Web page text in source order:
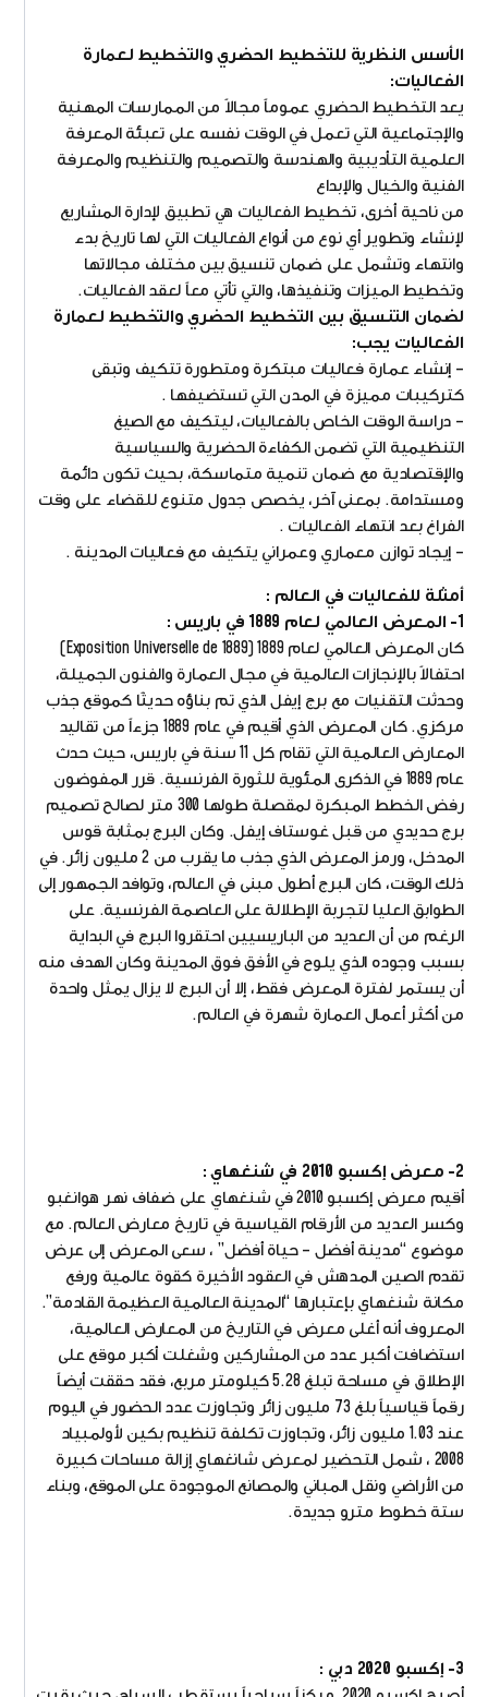
الأسس النظرية للتخطيط الحضري والتخطيط لعمارة
الفعاليات:
يعد التخطيط الحضري عموماً مجالاً من الممارسات المهنية
والإجتماعية التي تعمل في الوقت نفسه على تعبئة المعرفة
العلمية التأديبية والهندسة والتصميم والتنظيم والمعرفة
الفنية والخيال والإبداع
من ناحية أخرى، تخطيط الفعاليات هي تطبيق لإدارة المشاريع
لإنشاء وتطوير أي نوع من أنواع الفعاليات التي لها تاريخ بدء
وانتهاء وتشمل على ضمان تنسيق بين مختلف مجالاتها
وتخطيط الميزات وتنفيذها، والتي تأتي معاً لعقد الفعاليات.
لضمان التنسيق بين التخطيط الحضري والتخطيط لعمارة
الفعاليات يجب:
– إنشاء عمارة فعاليات مبتكرة ومتطورة تتكيف وتبقى
كتركيبات مميزة في المدن التي تستضيفها .
– دراسة الوقت الخاص بالفعاليات، ليتكيف مع الصيغ
التنظيمية التي تضمن الكفاءة الحضرية والسياسية
والإقتصادية مع ضمان تنمية متماسكة، بحيث تكون دائمة
ومستدامة. بمعنى آخر، يخصص جدول متنوع للقضاء على وقت
الفراغ بعد انتهاء الفعاليات .
– إيجاد توازن معماري وعمراني يتكيف مع فعاليات المدينة .
أمثلة للفعاليات في العالم :
1- المعرض العالمي لعام 1889 في باريس :
كان المعرض العالمي لعام 1889 (Exposition Universelle de 1889)
احتفالاً بالإنجازات العالمية في مجال العمارة والفنون الجميلة،
وحدثت التقنيات مع برج إيفل الذي تم بناؤه حديثًا كموقع جذب
مركزي. كان المعرض الذي أقيم في عام 1889 جزءاً من تقاليد
المعارض العالمية التي تقام كل 11 سنة في باريس، حيث حدث
عام 1889 في الذكرى المئوية للثورة الفرنسية. قرر المفوضون
رفض الخطط المبكرة لمقصلة طولها 300 متر لصالح تصميم
برج حديدي من قبل غوستاف إيفل. وكان البرج بمثابة قوس
المدخل، ورمز المعرض الذي جذب ما يقرب من 2 مليون زائر. في
ذلك الوقت، كان البرج أطول مبنى في العالم، وتوافد الجمهور إلى
الطوابق العليا لتجربة الإطلالة على العاصمة الفرنسية. على
الرغم من أن العديد من الباريسيين احتقروا البرج في البداية
بسبب وجوده الذي يلوح في الأفق فوق المدينة وكان الهدف منه
أن يستمر لفترة المعرض فقط، إلا أن البرج لا يزال يمثل واحدة
من أكثر أعمال العمارة شهرة في العالم.
2- معرض إكسبو 2010 في شنغهاي :
أقيم معرض إكسبو 2010 في شنغهاي على ضفاف نهر هوانغبو
وكسر العديد من الأرقام القياسية في تاريخ معارض العالم. مع
موضوع “مدينة أفضل – حياة أفضل” ، سعى المعرض إلى عرض
تقدم الصين المدهش في العقود الأخيرة كقوة عالمية ورفع
مكانة شنغهاي بإعتبارها “المدينة العالمية العظيمة القادمة”.
المعروف أنه أغلى معرض في التاريخ من المعارض العالمية،
استضافت أكبر عدد من المشاركين وشغلت أكبر موقع على
الإطلاق في مساحة تبلغ 5.28 كيلومتر مربع، فقد حققت أيضاً
رقماً قياسياً بلغ 73 مليون زائر وتجاوزت عدد الحضور في اليوم
عند 1.03 مليون زائر، وتجاوزت تكلفة تنظيم بكين لأولمبياد
2008 ، شمل التحضير لمعرض شانغهاي إزالة مساحات كبيرة
من الأراضي ونقل المباني والمصانع الموجودة على الموقع، وبناء
ستة خطوط مترو جديدة.
3- إكسبو 2020 دبي :